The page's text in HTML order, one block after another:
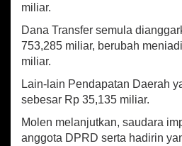
miliar.
Dana Transfer semula
753,285 miliar, berubah
miliar.
Lain-lain Pendapatan Daerah
sebesar Rp 35,135 miliar.
Molen melanjutkan, saudara
anggota DPRD serta hadirin